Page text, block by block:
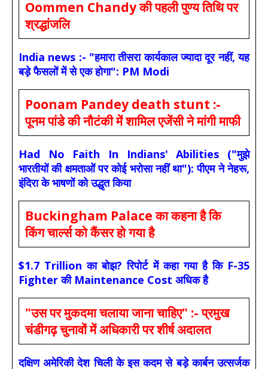
Oommen Chandy की पहली पुण्य तिथि पर
श्रद्धांजलि
India news :- "हमारा तीसरा कार्यकाल ज्यादा दूर नहीं, यह
बड़े फैसलों में से एक होगा": PM Modi
Poonam Pandey death stunt :-
पूनम पांडे की नौटंकी में शामिल एजेंसी ने मांगी माफी
Had No Faith In Indians' Abilities ("मुझे
भारतीयों की क्षमताओं पर कोई भरोसा नहीं था"): पीएम ने नेहरू,
इंदिरा के भाषणों को उद्धृत किया
Buckingham Palace का कहना है कि
किंग चार्ल्स को कैंसर हो गया है
$1.7 Trillion का बोझ? रिपोर्ट में कहा गया है कि F-35
Fighter की Maintenance Cost अधिक है
"उस पर मुकदमा चलाया जाना चाहिए" :- प्रमुख
चंडीगढ़ चुनावों में अधिकारी पर शीर्ष अदालत
दक्षिण अमेरिकी देश चिली के इस कदम से बड़े कार्बन उत्सर्जक